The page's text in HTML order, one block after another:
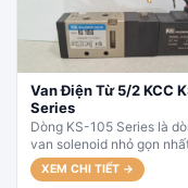
Van Điện Từ 5/2 KCC
Series
Dòng KS-105 Series là
van solenoid nhỏ gọn
KCC, có cả phiên bản 1 coil
(Single Solenoid)...
XEM CHI TIẾT →